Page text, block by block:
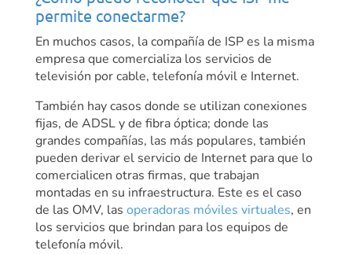
permite conectarme?
En muchos casos, la compañía de ISP es la misma
empresa que comercializa los servicios de
televisión por cable, telefonía móvil e Internet.
También hay casos donde se utilizan conexiones
fijas, de ADSL y de fibra óptica; donde las
grandes compañías, las más populares, también
pueden derivar el servicio de Internet para que lo
comercialicen otras firmas, que trabajan
montadas en su infraestructura. Este es el caso
de las OMV, las operadoras móviles virtuales, en
los servicios que brindan para los equipos de
telefonía móvil.